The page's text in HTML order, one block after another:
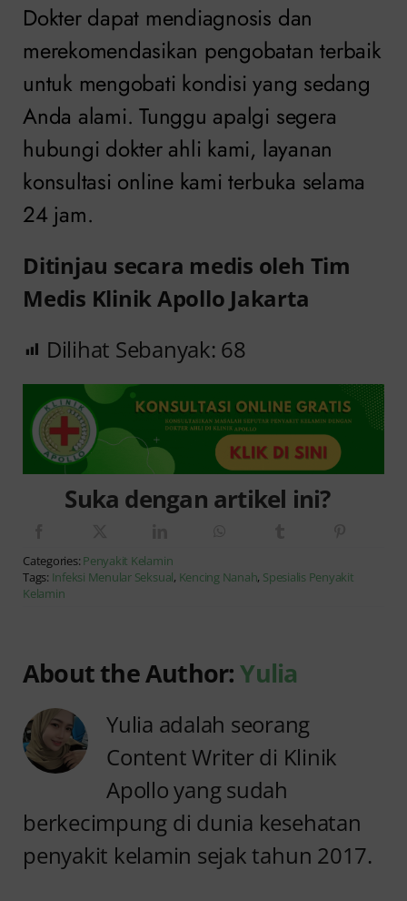
Dokter dapat mendiagnosis dan
merekomendasikan pengobatan terbaik
untuk mengobati kondisi yang sedang
Anda alami. Tunggu apalgi segera
hubungi dokter ahli kami, layanan
konsultasi online kami terbuka selama
24 jam.
Ditinjau secara medis oleh Tim
Medis Klinik Apollo Jakarta
Dilihat Sebanyak: 68
Suka dengan artikel ini?
Categories: Penyakit Kelamin
Tags: Infeksi Menular Seksual, Kencing Nanah, Spesialis Penyakit
Kelamin
About the Author:Yulia
Yulia adalah seorang
Content Writer di Klinik
Apollo yang sudah
berkecimpung di dunia kesehatan
penyakit kelamin sejak tahun 2017.
Penyebab
Anyang